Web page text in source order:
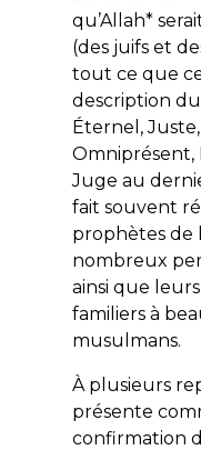
qu’Allah*
(des juifs et
tout ce que
description
Éternel,
Omniprésent,
Juge au
fait souvent
prophètes de
nombreux
ainsi que
familiers à
musulmans.
À plusieurs
présente
confirmation